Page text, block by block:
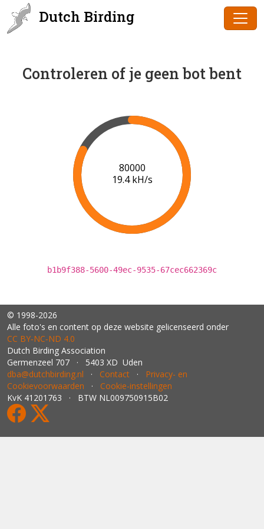
Dutch Birding
Controleren of je geen bot bent
82000
19.2 kH/s
b1b9f388-5600-49ec-9535-67cec662369c
© 1998-2026
Alle foto's en content op deze website gelicenseerd onder
CC BY‑NC‑ND 4.0
Dutch Birding Association
Germenzeel 707 · 5403 XD Uden
dba@dutchbirding.nl · Contact · Privacy- en
Cookievoorwaarden · Cookie-instellingen
KvK 41201763 · BTW NL009750915B02